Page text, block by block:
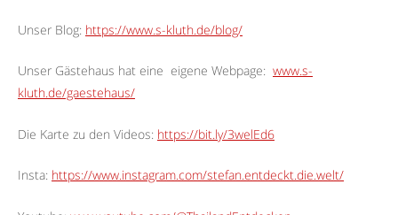
Unser Blog: https://www.s-kluth.de/blog/
Unser Gästehaus hat eine eigene Webpage: www.s-
kluth.de/gaestehaus/
Die Karte zu den Videos: https://bit.ly/3welEd6
Insta: https://www.instagram.com/stefan.entdeckt.die.welt/